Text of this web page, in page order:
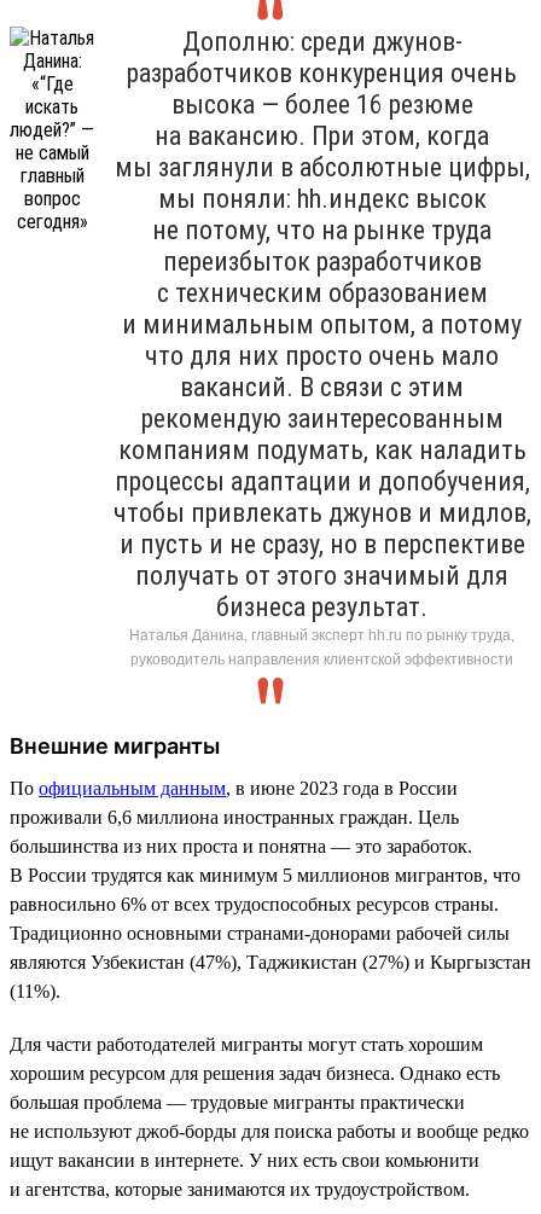
Дополню: среди джунов-
разработчиков конкуренция очень
высока — более 16 резюме
на вакансию. При этом, когда
мы заглянули в абсолютные цифры,
мы поняли: hh.индекс высок
не потому, что на рынке труда
переизбыток разработчиков
с техническим образованием
и минимальным опытом, а потому
что для них просто очень мало
вакансий. В связи с этим
рекомендую заинтересованным
компаниям подумать, как наладить
процессы адаптации и допобучения,
чтобы привлекать джунов и мидлов,
и пусть и не сразу, но в перспективе
получать от этого значимый для
бизнеса результат.
Наталья Данина, главный эксперт hh.ru по рынку труда,
руководитель направления клиентской эффективности
Внешние мигранты
По официальным данным, в июне 2023 года в России
проживали 6,6 миллиона иностранных граждан. Цель
большинства из них проста и понятна — это заработок.
В России трудятся как минимум 5 миллионов мигрантов, что
равносильно 6% от всех трудоспособных ресурсов страны.
Традиционно основными странами-донорами рабочей силы
являются Узбекистан (47%), Таджикистан (27%) и Кыргызстан
(11%).
Для части работодателей мигранты могут стать хорошим
хорошим ресурсом для решения задач бизнеса. Однако есть
большая проблема — трудовые мигранты практически
не используют джоб-борды для поиска работы и вообще редко
ищут вакансии в интернете. У них есть свои комьюнити
и агентства, которые занимаются их трудоустройством.